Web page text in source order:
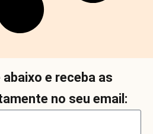
e receba as
no seu email: